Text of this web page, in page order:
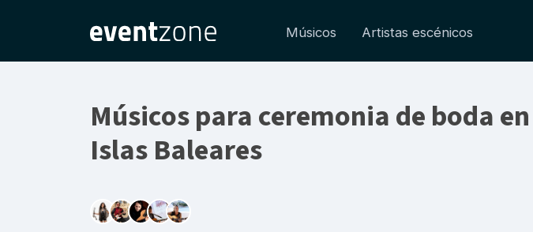
Músicos Artistas escénicos
Músicos para ceremonia de boda
Islas Baleares